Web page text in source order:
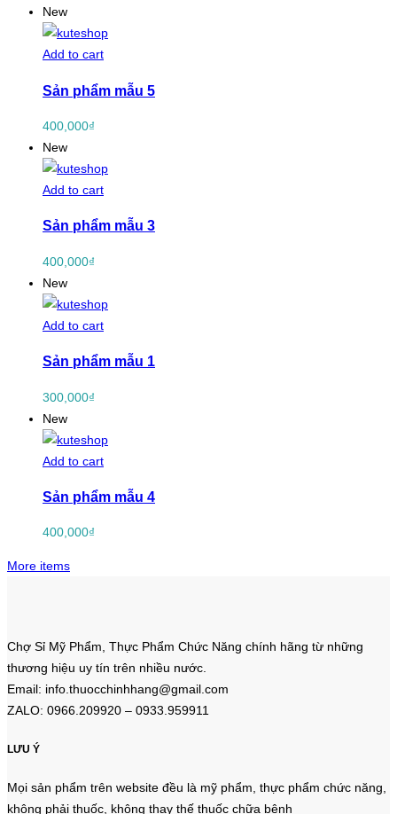
New
Add to cart
Sản phẩm mẫu 5
400,000₫
New
Add to cart
Sản phẩm mẫu 3
400,000₫
New
Add to cart
Sản phẩm mẫu 1
300,000₫
New
Add to cart
Sản phẩm mẫu 4
400,000₫
More items
Chợ Sỉ Mỹ Phẩm, Thực Phẩm Chức Năng chính hãng từ những
thương hiệu uy tín trên nhiều nước.
Email: info.thuocchinhhang@gmail.com
ZALO: 0966.209920 – 0933.959911
LƯU Ý
Mọi sản phẩm trên website đều là mỹ phẩm, thực phẩm chức năng,
không phải thuốc, không thay thế thuốc chữa bệnh